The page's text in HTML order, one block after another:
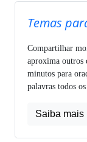
Temas
Compartilhar
aproxima outros
minutos para
palavras todos os
Saiba mais